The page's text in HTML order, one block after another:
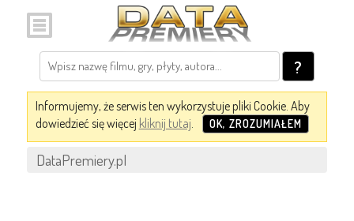
?
Informujemy, że serwis ten wykorzystuje pliki Cookie. Aby
dowiedzieć się więcej kliknij tutaj. OK, ZROZUMIAŁEM
DataPremiery.pl